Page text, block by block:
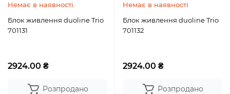
Немає в наявності
Блок живлення duoline Trio
701131
2924.00 ₴
Розпродано
Немає в наявності
Блок живлення duoline Trio
701132
2924.00 ₴
Розпродано